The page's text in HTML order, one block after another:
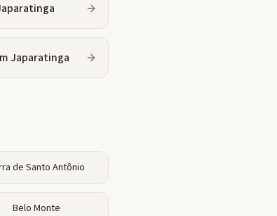
Japaratinga
de Santo Antônio
Belo Monte